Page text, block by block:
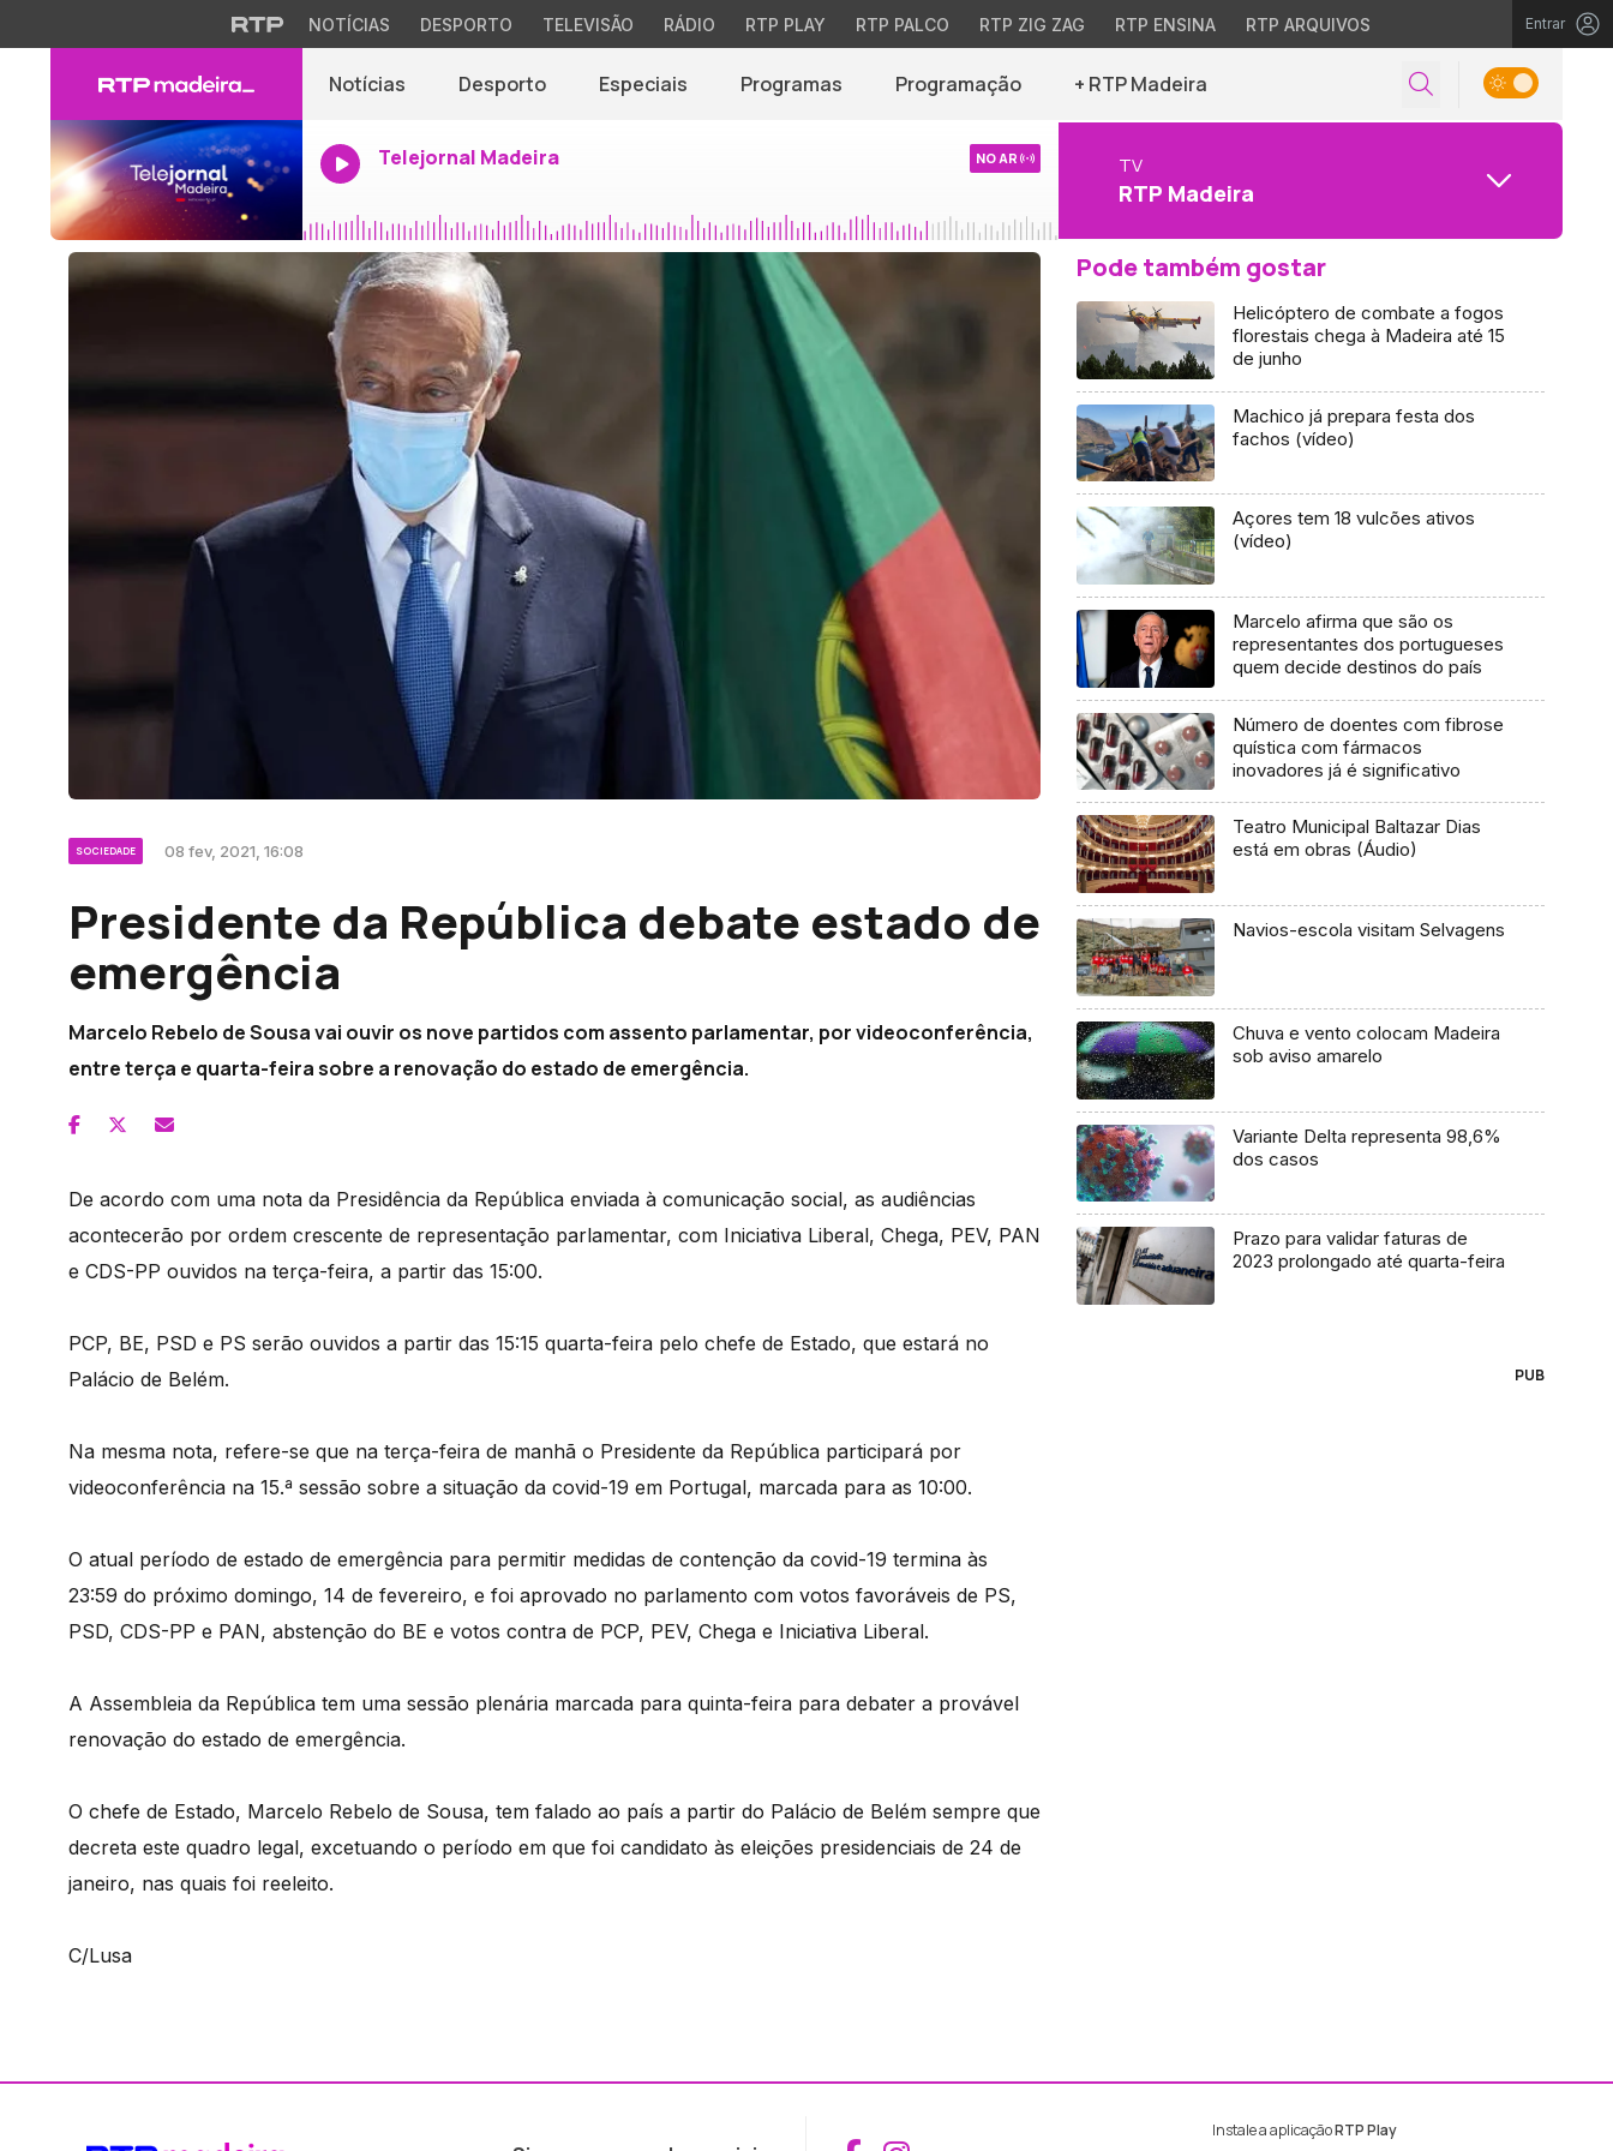
NOTÍCIAS DESPORTO TELEVISÃO RÁDIO RTP PLAY RTP PALCO RTP ZIG ZAG RTP ENSINA RTP ARQUIVOS Entrar
Notícias Desporto Especiais Programas Programação + RTP Madeira
Telejornal Madeira NO AR TV
RTP Madeira
SOCIEDADE 08 fev, 2021, 16:08
Presidente da República debate estado de
emergência
Marcelo Rebelo de Sousa vai ouvir os nove partidos com assento parlamentar, por videoconferência,
entre terça e quarta-feira sobre a renovação do estado de emergência.
De acordo com uma nota da Presidência da República enviada à comunicação social, as audiências
acontecerão por ordem crescente de representação parlamentar, com Iniciativa Liberal, Chega, PEV, PAN
e CDS-PP ouvidos na terça-feira, a partir das 15:00.
PCP, BE, PSD e PS serão ouvidos a partir das 15:15 quarta-feira pelo chefe de Estado, que estará no
Palácio de Belém.
Na mesma nota, refere-se que na terça-feira de manhã o Presidente da República participará por
videoconferência na 15.ª sessão sobre a situação da covid-19 em Portugal, marcada para as 10:00.
O atual período de estado de emergência para permitir medidas de contenção da covid-19 termina às
23:59 do próximo domingo, 14 de fevereiro, e foi aprovado no parlamento com votos favoráveis de PS,
PSD, CDS-PP e PAN, abstenção do BE e votos contra de PCP, PEV, Chega e Iniciativa Liberal.
A Assembleia da República tem uma sessão plenária marcada para quinta-feira para debater a provável
renovação do estado de emergência.
O chefe de Estado, Marcelo Rebelo de Sousa, tem falado ao país a partir do Palácio de Belém sempre que
decreta este quadro legal, excetuando o período em que foi candidato às eleições presidenciais de 24 de
janeiro, nas quais foi reeleito.
C/Lusa
Pode também gostar
Helicóptero de combate a fogos
florestais chega à Madeira até 15
de junho
Machico já prepara festa dos
fachos (vídeo)
Açores tem 18 vulcões ativos
(vídeo)
Marcelo afirma que são os
representantes dos portugueses
quem decide destinos do país
Número de doentes com fibrose
quística com fármacos
inovadores já é significativo
Teatro Municipal Baltazar Dias
está em obras (Áudio)
Navios-escola visitam Selvagens
Chuva e vento colocam Madeira
sob aviso amarelo
Variante Delta representa 98,6%
dos casos
Prazo para validar faturas de
2023 prolongado até quarta-feira
PUB
Instale a aplicaçãoRTP Play